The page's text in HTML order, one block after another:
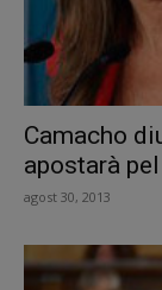
Camacho
apostarà
agost 30, 2013